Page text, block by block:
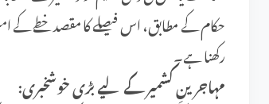
حکام کے مطابق، اس فیصلے کا مقصد خطے کے
رکھنا ہے۔
مہاجرینِ کشمیر کے لیے بڑی خوشخبری: